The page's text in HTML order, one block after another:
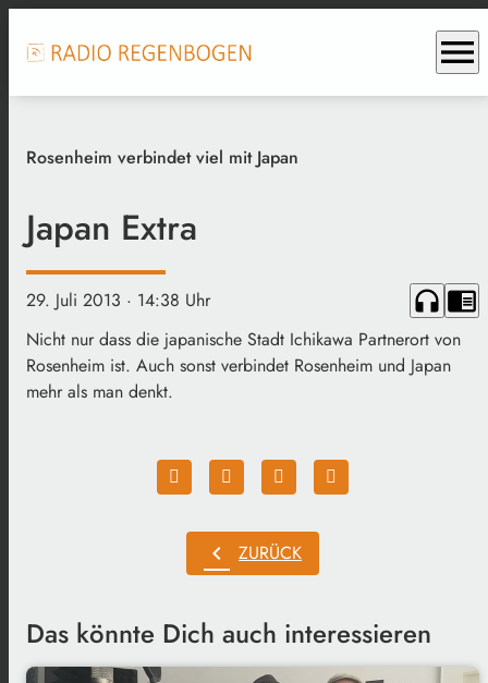
menu
Rosenheim verbindet viel mit Japan
Japan Extra
29. Juli 2013 · 14:38 Uhr headphones chrome_reader_mode
Nicht nur dass die japanische Stadt Ichikawa Partnerort von
Rosenheim ist. Auch sonst verbindet Rosenheim und Japan
mehr als man denkt.
chevron_left ZURÜCK
Das könnte Dich auch interessieren